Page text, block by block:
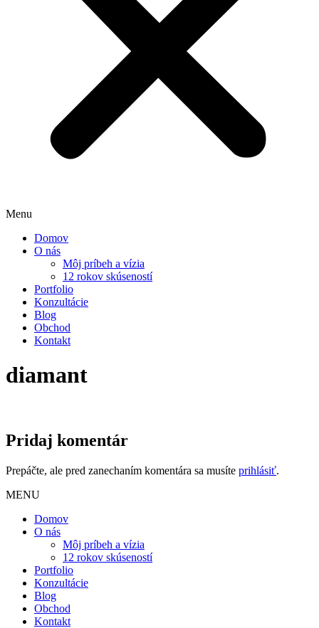
Menu
Domov
O nás
Môj príbeh a vízia
12 rokov skúseností
Portfolio
Konzultácie
Blog
Obchod
Kontakt
diamant
Pridaj komentár
Prepáčte, ale pred zanechaním komentára sa musíte prihlásiť.
MENU
Domov
O nás
Môj príbeh a vízia
12 rokov skúseností
Portfolio
Konzultácie
Blog
Obchod
Kontakt